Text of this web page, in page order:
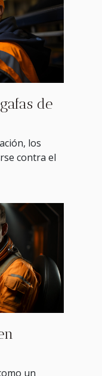
de
los
contra el
un